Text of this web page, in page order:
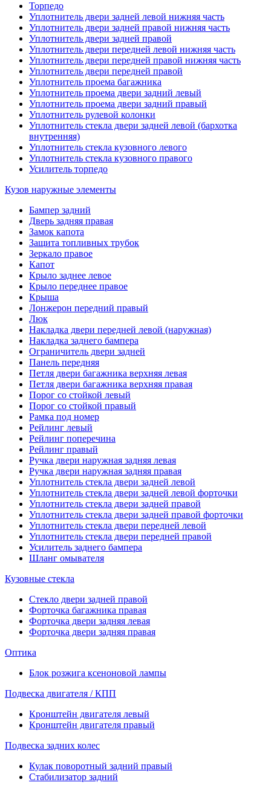
Торпедо
Уплотнитель двери задней левой нижняя часть
Уплотнитель двери задней правой нижняя часть
Уплотнитель двери задней правой
Уплотнитель двери передней левой нижняя часть
Уплотнитель двери передней правой нижняя часть
Уплотнитель двери передней правой
Уплотнитель проема багажника
Уплотнитель проема двери задний левый
Уплотнитель проема двери задний правый
Уплотнитель рулевой колонки
Уплотнитель стекла двери задней левой (бархотка
внутренняя)
Уплотнитель стекла кузовного левого
Уплотнитель стекла кузовного правого
Усилитель торпедо
Кузов наружные элементы
Бампер задний
Дверь задняя правая
Замок капота
Защита топливных трубок
Зеркало правое
Капот
Крыло заднее левое
Крыло переднее правое
Крыша
Лонжерон передний правый
Люк
Накладка двери передней левой (наружная)
Накладка заднего бампера
Ограничитель двери задней
Панель передняя
Петля двери багажника верхняя левая
Петля двери багажника верхняя правая
Порог со стойкой левый
Порог со стойкой правый
Рамка под номер
Рейлинг левый
Рейлинг поперечина
Рейлинг правый
Ручка двери наружная задняя левая
Ручка двери наружная задняя правая
Уплотнитель стекла двери задней левой
Уплотнитель стекла двери задней левой форточки
Уплотнитель стекла двери задней правой
Уплотнитель стекла двери задней правой форточки
Уплотнитель стекла двери передней левой
Уплотнитель стекла двери передней правой
Усилитель заднего бампера
Шланг омывателя
Кузовные стекла
Стекло двери задней правой
Форточка багажника правая
Форточка двери задняя левая
Форточка двери задняя правая
Оптика
Блок розжига ксеноновой лампы
Подвеска двигателя / КПП
Кронштейн двигателя левый
Кронштейн двигателя правый
Подвеска задних колес
Кулак поворотный задний правый
Стабилизатор задний